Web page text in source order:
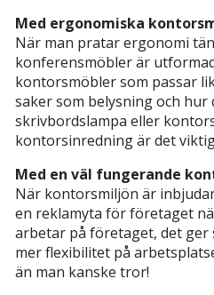
Med ergonomiska
När man pratar ergonomi
konferensmöbler är
kontorsmöbler som passar
saker som belysning och
skrivbordslampa eller
kontorsinredning är det
Med en väl fungerande
När kontorsmiljön är
en reklamyta för företaget
arbetar på företaget, det
mer flexibilitet på
än man kanske tror!